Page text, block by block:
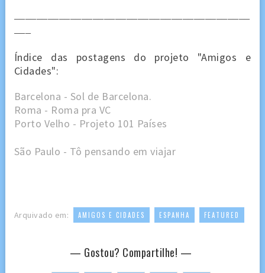
Índice das postagens do projeto "Amigos e
Cidades":
Barcelona - Sol de Barcelona.
Roma - Roma pra VC
Porto Velho - Projeto 101 Países
São Paulo - Tô pensando em viajar
Arquivado em: AMIGOS E CIDADES ESPANHA FEATURED
— Gostou? Compartilhe! —